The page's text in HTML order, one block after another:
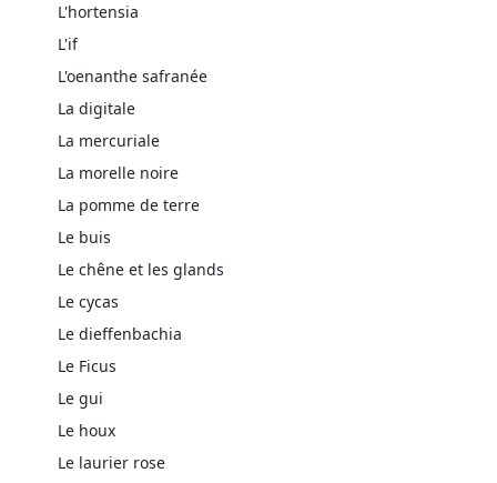
L'hortensia
L'if
L'oenanthe safranée
La digitale
La mercuriale
La morelle noire
La pomme de terre
Le buis
Le chêne et les glands
Le cycas
Le dieffenbachia
Le Ficus
Le gui
Le houx
Le laurier rose